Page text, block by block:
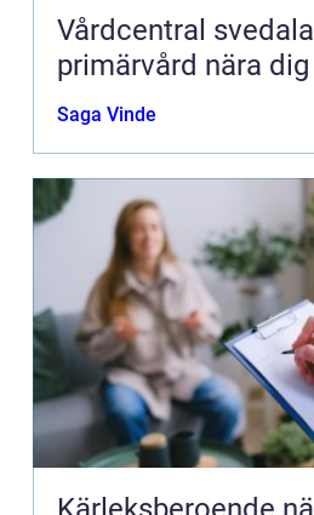
Vårdcentral svedala trygg
primärvård nära dig
Saga Vinde